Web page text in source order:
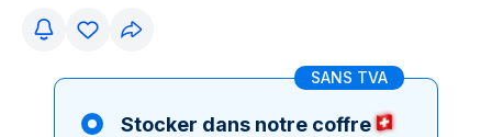
SANS TVA
Stocker dans notre coffre